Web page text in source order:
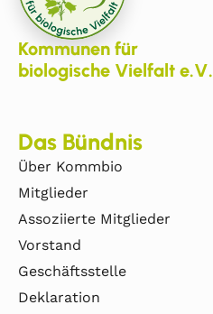
Kommunen für
biologische Vielfalt e.V.
Das Bündnis
Über Kommbio
Mitglieder
Assoziierte Mitglieder
Vorstand
Geschäftsstelle
Deklaration